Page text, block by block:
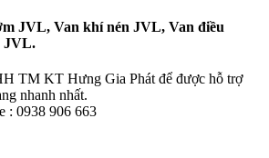
JVL, Van khí nén JVL, Van điều
JVL.
TM KT Hưng Gia Phát để được hỗ trợ
nhanh nhất.
: 0938 906 663